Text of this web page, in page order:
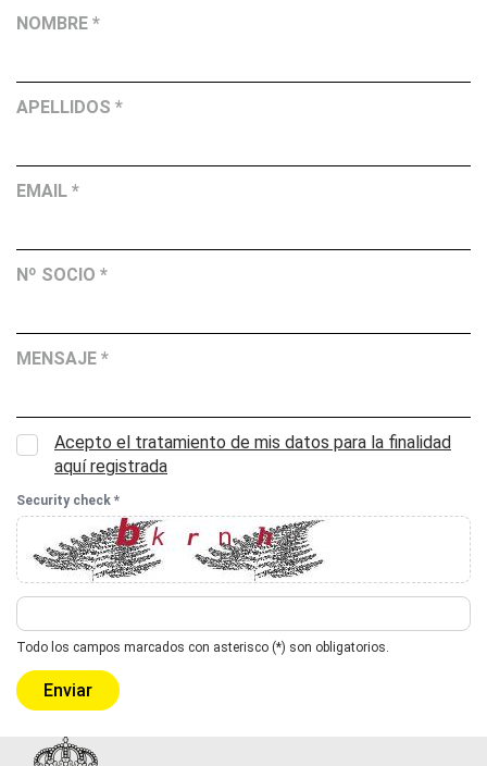
NOMBRE *
APELLIDOS *
EMAIL *
Nº SOCIO *
MENSAJE *
Acepto el tratamiento de mis datos para la finalidad
aquí registrada
Security check *
Todo los campos marcados con asterisco (*) son obligatorios.